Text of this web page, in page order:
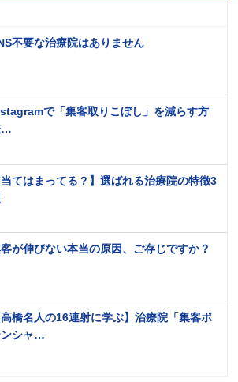
不要な治療院はありません
で「集客取りこぼし」を減らす方
…
当てはまってる？】選ばれる治療院の特徴3
が伸びない本当の原因、ご存じですか？
高橋名人の16連射に学ぶ】治療院「集客ポ
ンシャ…